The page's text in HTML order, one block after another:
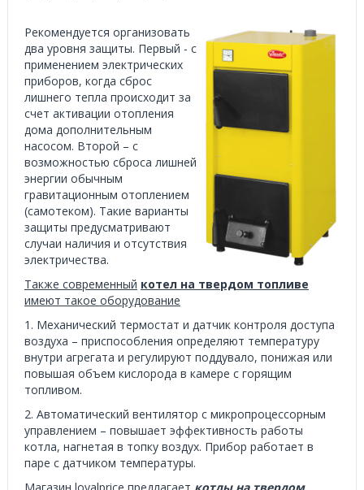
Рекомендуется организовать
два уровня защиты. Первый - с
применением электрических
приборов, когда сброс
лишнего тепла происходит за
счет активации отопления
дома дополнительным
насосом. Второй – с
возможностью сброса лишней
энергии обычным
гравитационным отоплением
(самотеком). Такие варианты
защиты предусматривают
случаи наличия и отсутствия
электричества.
Также современный котел на твердом топливе
имеют такое оборудование
1. Механический термостат и датчик контроля доступа
воздуха – приспособления определяют температуру
внутри агрегата и регулируют поддувало, понижая или
повышая объем кислорода в камере с горящим
топливом.
2. Автоматический вентилятор с микропроцессорным
управлением – повышает эффективность работы
котла, нагнетая в топку воздух. Прибор работает в
паре с датчиком температуры.